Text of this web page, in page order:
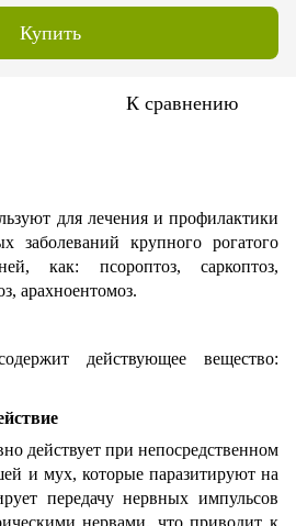
Купить
К сравнению
для лечения и профилактики
заболеваний крупного рогатого
как: псороптоз, саркоптоз,
арахноентомоз.
действующее вещество:
действует при непосредственном
и мух, которые паразитируют на
передачу нервных импульсов
нервами, что приводит к